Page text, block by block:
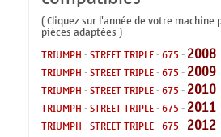
( Cliquez sur l'année de votre machine
pièces adaptées )
TRIUMPH-STREET TRIPLE-675-2008
TRIUMPH-STREET TRIPLE-675-2009
TRIUMPH-STREET TRIPLE-675-2010
TRIUMPH-STREET TRIPLE-675-2011
TRIUMPH-STREET TRIPLE-675-2012